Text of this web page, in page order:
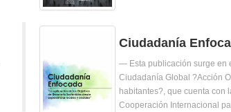
Ciudadanía
Esta publicación surge en
Ciudadanía Global ?Acción
habitantes?, que cuenta con
Cooperación Internacional